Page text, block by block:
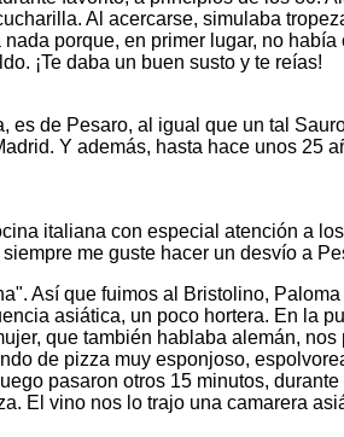
Al acercarse, simulaba
porque, en primer lugar, no había
¡Te daba un buen susto y te reías!
es de Pesaro, al igual que un tal
Y además, hasta hace unos 25
italiana con especial atención a
me guste hacer un desvío a
Así que fuimos al Bristolino,
asiática, un poco hortera. En la
que también hablaba alemán,
de pizza muy esponjoso,
pasaron otros 15 minutos,
El vino nos lo trajo una camarera